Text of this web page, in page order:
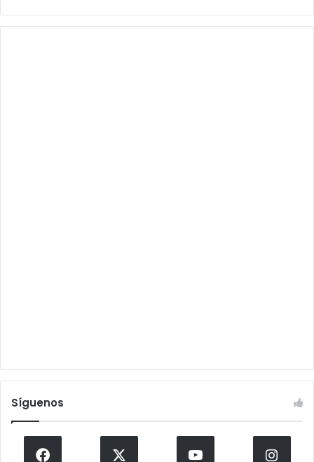
Síguenos